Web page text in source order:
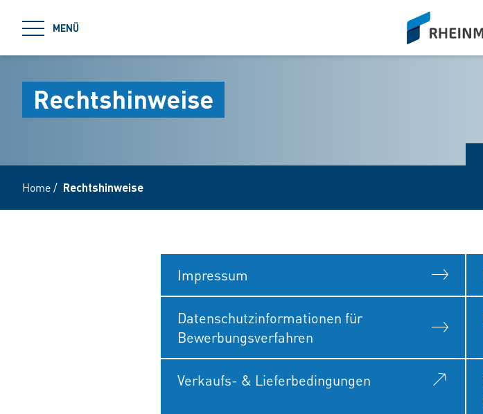
MENÜ
siteLogo
Rechtshinweise
Home/ Rechtshinweise
Impressum
Datenschutzinformationen für
Bewerbungsverfahren
Verkaufs- & Lieferbedingungen